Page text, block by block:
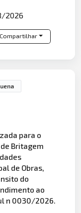
2026
Compartilhar
para o
de Britagem
de Obras,
do
ao
n 0030/2026.